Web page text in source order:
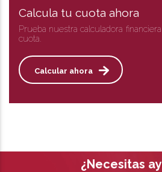
Calcula tu cuota ahora
Prueba nuestra calculadora
cuota.
Calcular ahora
¿Necesitas